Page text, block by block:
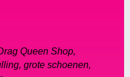
Queen Shop,
grote schoenen,